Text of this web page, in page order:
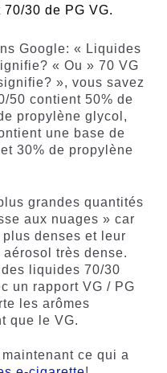
30 de PG VG.
Google: « Liquides
« Ou » 70 VG
», vous savez
50 contient 50% de
propylène glycol,
une base de
30% de propylène
grandes quantités
aux nuages » car
denses et leur
très dense.
liquides 70/30
un rapport VG / PG
les arômes
que le VG.
ce qui a